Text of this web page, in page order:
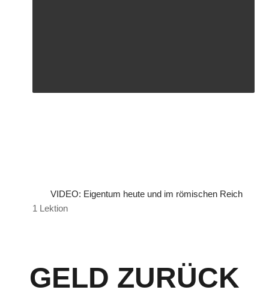
VIDEO: Eigentum heute und im römischen Reich
1 Lektion
GELD ZURÜCK